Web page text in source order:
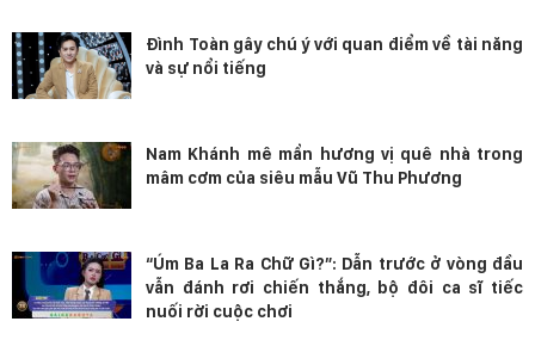
Đình Toàn gây chú ý với quan điểm về tài năng
và sự nổi tiếng
Nam Khánh mê mẩn hương vị quê nhà trong
mâm cơm của siêu mẫu Vũ Thu Phương
“Úm Ba La Ra Chữ Gì?”: Dẫn trước ở vòng đầu
vẫn đánh rơi chiến thắng, bộ đôi ca sĩ tiếc
nuối rời cuộc chơi